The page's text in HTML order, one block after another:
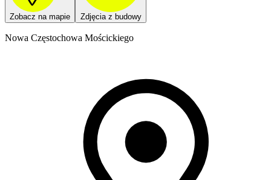
Zobacz na mapie Zdjęcia z budowy
Nowa Częstochowa Mościckiego